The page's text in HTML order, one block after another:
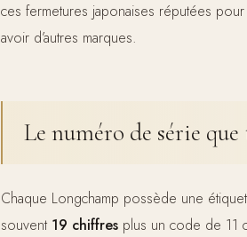
ces fermetures japonaises réputées
avoir d’autres marques.
Le numéro de série
Chaque Longchamp possède une
souvent 19 chiffres plus un code de 11